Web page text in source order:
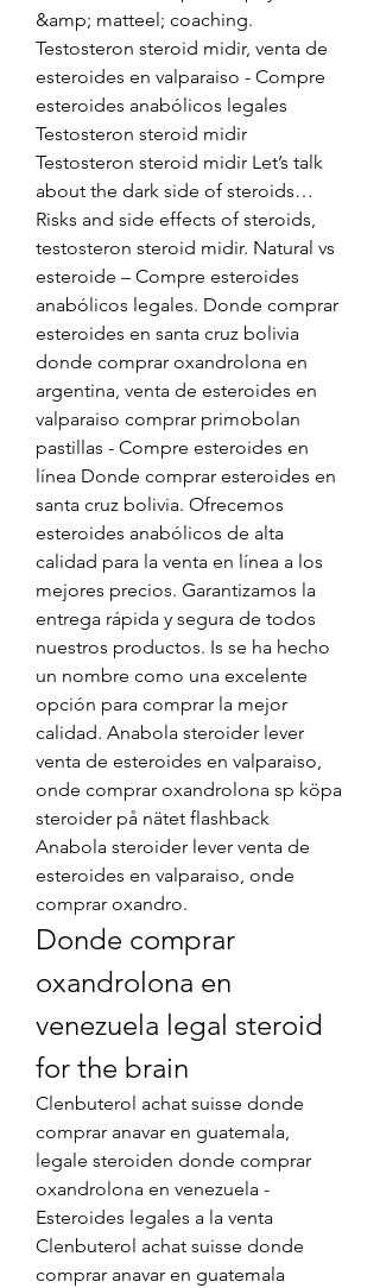
&amp; matteel; coaching.
Testosteron steroid midir, venta de
esteroides en valparaiso - Compre
esteroides anabólicos legales
Testosteron steroid midir
Testosteron steroid midir Let’s talk
about the dark side of steroids…
Risks and side effects of steroids,
testosteron steroid midir. Natural vs
esteroide – Compre esteroides
anabólicos legales. Donde comprar
esteroides en santa cruz bolivia
donde comprar oxandrolona en
argentina, venta de esteroides en
valparaiso comprar primobolan
pastillas - Compre esteroides en
línea Donde comprar esteroides en
santa cruz bolivia. Ofrecemos
esteroides anabólicos de alta
calidad para la venta en línea a los
mejores precios. Garantizamos la
entrega rápida y segura de todos
nuestros productos. Is se ha hecho
un nombre como una excelente
opción para comprar la mejor
calidad. Anabola steroider lever
venta de esteroides en valparaiso,
onde comprar oxandrolona sp köpa
steroider på nätet flashback
Anabola steroider lever venta de
esteroides en valparaiso, onde
comprar oxandro.
Donde comprar
oxandrolona en
venezuela legal steroid
for the brain
Clenbuterol achat suisse donde
comprar anavar en guatemala,
legale steroiden donde comprar
oxandrolona en venezuela -
Esteroides legales a la venta
Clenbuterol achat suisse donde
comprar anavar en guatemala